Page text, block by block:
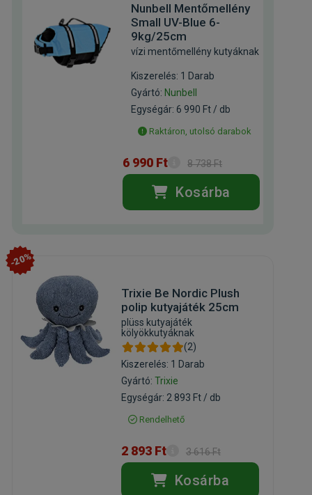
Nunbell Mentőmellény
Small UV-Blue 6-
9kg/25cm
vízi mentőmellény kutyáknak
Kiszerelés: 1 Darab
Gyártó: Nunbell
Egységár: 6 990 Ft / db
Raktáron, utolsó darabok
6 990 Ft 8 738 Ft
Kosárba
-20%
Trixie Be Nordic Plush
polip kutyajáték 25cm
plüss kutyajáték
kölyökkutyáknak
(2)
Kiszerelés: 1 Darab
Gyártó: Trixie
Egységár: 2 893 Ft / db
Rendelhető
2 893 Ft 3 616 Ft
Kosárba